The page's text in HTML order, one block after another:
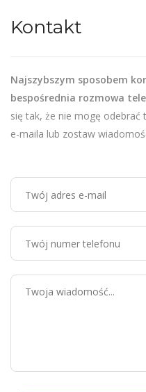
Kontakt
Najszybszym sposobem
bespośrednia rozmowa
się tak, że nie mogę
e-maila lub zostaw